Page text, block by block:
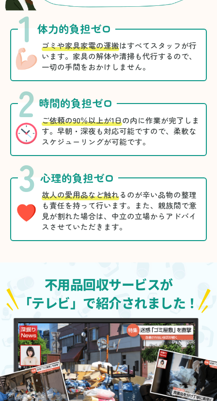
1 体力的負担ゼロ
ゴミや家具家電の運搬はすべてスタッフが行
います。家具の解体や清掃も代行するので、
一切の手間をおかけしません。
2 時間的負担ゼロ
ご依頼の90％以上が1日の内に作業が完了しま
す。早朝・深夜も対応可能ですので、柔軟な
スケジューリングが可能です。
3 心理的負担ゼロ
故人の愛用品など触れるのが辛い品物の整理
も責任を持って行います。また、親族間で意
見が割れた場合は、中立の立場からアドバイ
スさせていただきます。
不用品回収サービスが
「テレビ」で紹介されました！